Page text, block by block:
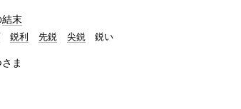
結末
鋭利 先鋭 尖鋭 鋭い
ま